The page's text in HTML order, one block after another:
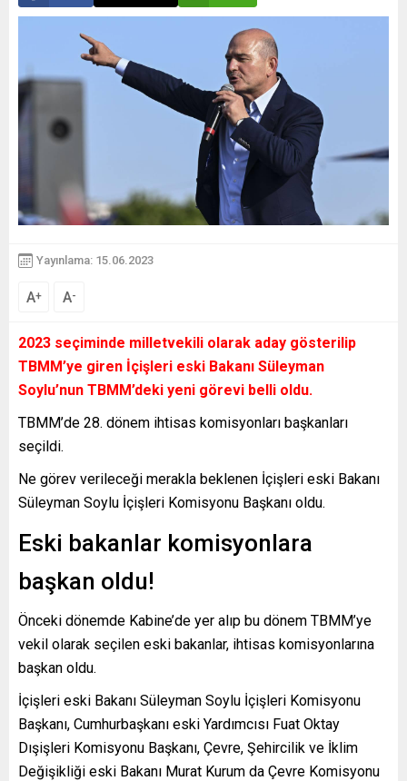
Yayınlama: 15.06.2023
A+ A-
2023 seçiminde milletvekili olarak aday gösterilip
TBMM’ye giren İçişleri eski Bakanı Süleyman
Soylu’nun TBMM’deki yeni görevi belli oldu.
TBMM’de 28. dönem ihtisas komisyonları başkanları
seçildi.
Ne görev verileceği merakla beklenen İçişleri eski Bakanı
Süleyman Soylu İçişleri Komisyonu Başkanı oldu.
Eski bakanlar komisyonlara
başkan oldu!
Önceki dönemde Kabine’de yer alıp bu dönem TBMM’ye
vekil olarak seçilen eski bakanlar, ihtisas komisyonlarına
başkan oldu.
İçişleri eski Bakanı Süleyman Soylu İçişleri Komisyonu
Başkanı, Cumhurbaşkanı eski Yardımcısı Fuat Oktay
Dışişleri Komisyonu Başkanı, Çevre, Şehircilik ve İklim
Değişikliği eski Bakanı Murat Kurum da Çevre Komisyonu